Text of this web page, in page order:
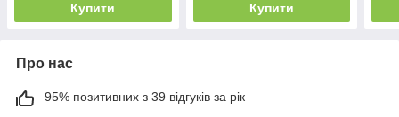
Купити Купити
Про нас
95% позитивних з 39 відгуків за рік